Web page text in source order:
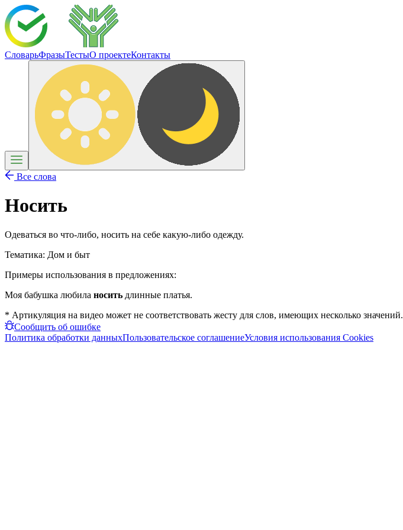
СловарьФразыТестыО проектеКонтакты
Все слова
Носить
Одеваться во что-либо, носить на себе какую-либо одежду.
Тематика: Дом и быт
Примеры использования в предложениях:
Моя бабушка любила носить длинные платья.
* Артикуляция на видео может не соответствовать жесту для слов, имеющих несколько значений.
Сообщить об ошибке
Политика обработки данныхПользовательское соглашениеУсловия использования Cookies